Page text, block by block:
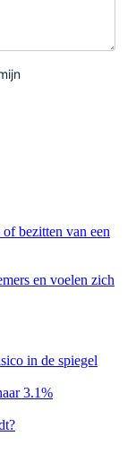
bezitten van een
en voelen zich
in de spiegel
3.1%